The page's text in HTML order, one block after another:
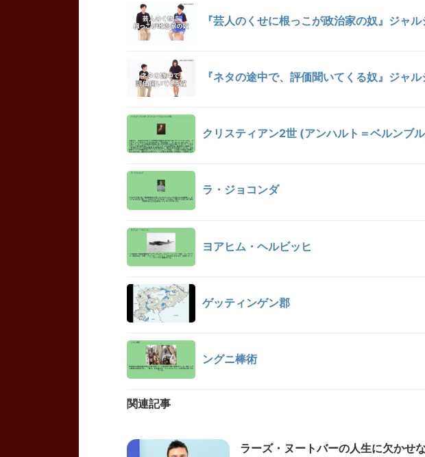
『芸人のくせに根っこが政治家の奴』ジャ
『ネタの途中で、評価聞いてくる奴』ジャ
クリスティアン2世 (アンハルト＝ベルンブ
ラ・ジョコンダ
ヨアヒム・ヘルビッヒ
ゲッティンゲン郡
ングニ棒術
関連記事
ラーズ・ヌートバーの人生に欠か